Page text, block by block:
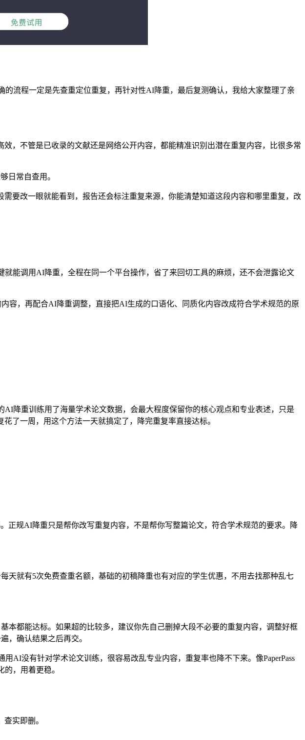
流程一定是先查重定位重复，再针对性AI降重，最后复测确认，我给大家整理了亲
，不管是已收录的文献还是网络公开内容，都能精准识别出潜在重复内容，比很多常
日常自查用。
要改一眼就能看到，报告还会标注重复来源，你能清楚知道这段内容和哪里重复，改
能调用AI降重，全程在同一个平台操作，省了来回切工具的麻烦，还不会泄露论文
容，再配合AI降重调整，直接把AI生成的口语化、同质化内容改成符合学术规范的原
降重训练用了海量学术论文数据，会最大程度保留你的核心观点和专业表述，只是
了一周，用这个方法一天就搞定了，降完重复率直接达标。
正规AI降重只是帮你改写重复内容，不是帮你写整篇论文，符合学术规范的要求。降
天就有5次免费查重名额，基础的初稿降重也有对应的学生优惠，不用去找那种乱七
都能达标。如果超的比较多，建议你先自己删掉大段不必要的重复内容，调整好框
，确认结果之后再交。
AI没有针对学术论文训练，很容易改乱专业内容，重复率也降不下来。像PaperPass
，用着更稳。
实即删。